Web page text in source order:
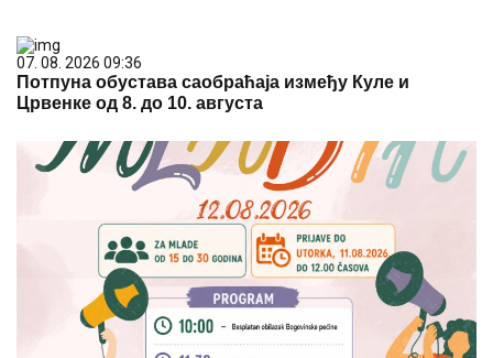
07. 08. 2026 09:36
Потпуна обустава саобраћаја између Куле и
Црвенке од 8. до 10. августа